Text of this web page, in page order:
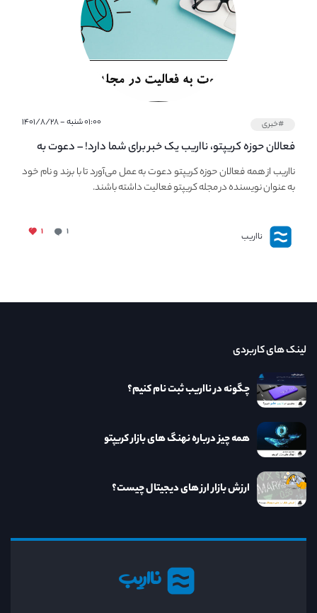
#خبری ۰۱:۰۰ شنبه - ۱۴۰۱/۸/۲۸
فعالان حوزه کریپتو، نااریب یک خبر برای شما دارد! – دعوت به
فعالیت در مجله کریپتو
نااریب از همه فعالان حوزه کریپتو دعوت به عمل می‌آورد تا با برند و نام خود
به عنوان نویسنده در مجله کریپتو فعالیت داشته باشند.
نااریب ۱ ۱
نااریب
لینک های کاربردی
چگونه در نااریب ثبت نام کنیم؟
همه چیز درباره نهنگ های بازار کریپتو
ارزش بازار ارز های دیجیتال چیست؟